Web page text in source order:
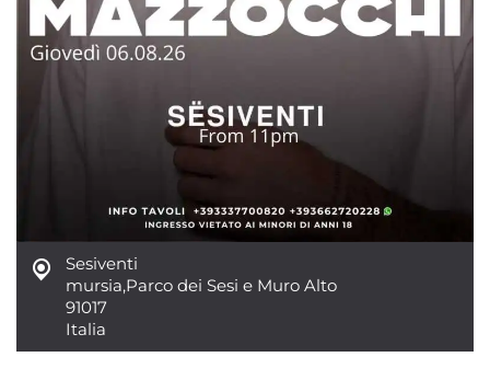
Sesiventi
mursia,Parco dei Sesi e Muro Alto
91017
Italia